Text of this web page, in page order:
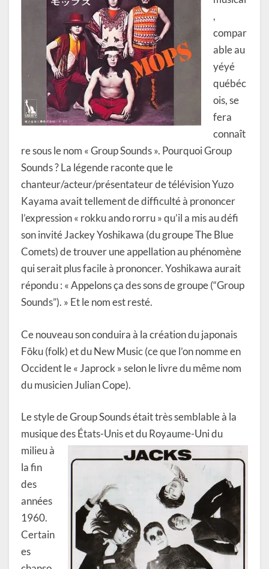
,
compar
able au
yéyé
québéc
ois, se
fera
connaît
re sous le nom « Group Sounds ». Pourquoi Group
Sounds ? La légende raconte que le
chanteur/acteur/présentateur de télévision Yuzo
Kayama avait tellement de difficulté à prononcer
l’expression « rokku ando rorru » qu’il a mis au défi
son invité Jackey Yoshikawa (du groupe The Blue
Comets) de trouver une appellation au phénomène
qui serait plus facile à prononcer. Yoshikawa aurait
répondu : « Appelons ça des sons de groupe (“Group
Sounds”). » Et le nom est resté.
Ce nouveau son conduira à la création du japonais
Fōku (folk) et du New Music (ce que l’on nomme en
Occident le « Japrock » selon le livre du même nom
du musicien Julian Cope).
Le style de Group Sounds était très semblable à la
musique des États-Unis et du Royaume-Uni du
milieuà
la fin
des
années
1960.
Certain
es